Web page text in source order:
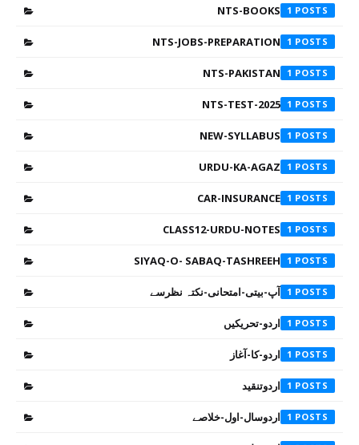
NTS-BOOKS 1
NTS-JOBS-PREPARATION 1
NTS-PAKISTAN 1
NTS-TEST-2025 1
NEW-SYLLABUS 1
URDU-KA-AGAZ 1
CAR-INSURANCE 1
CLASS12-URDU-NOTES 1
SIYAQ-O- SABAQ-TASHREEH 1
آپ-بیتی-امتحانی-نکتہ نظرسے 1
اردو-تحریکیں 1
اردو-کا-آغاز 1
اردوتنقید 1
اردوسال-اول-خلاصے 1